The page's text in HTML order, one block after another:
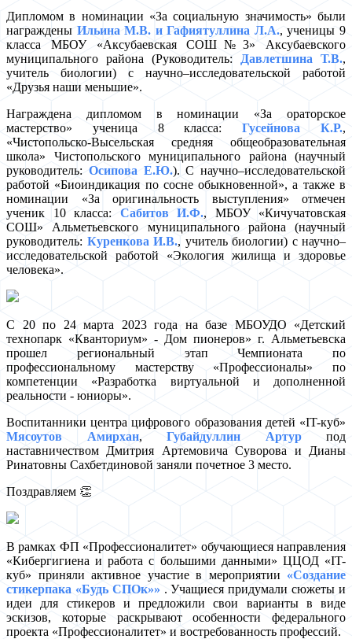
Дипломом в номинации «За социальную значимость» были
награждены Ильина М.В. и Гафиятуллина Л.А., ученицы 9
класса МБОУ «Аксубаевская СОШ№3» Аксубаевского
муниципального района (Руководитель:
Давлетшина Т.В.,
учитель биологии) с научно–исследовательской работой
«Друзья наши меньшие».
Награждена дипломом в номинации «За ораторское
мастерство» ученица 8 класса:Гусейнова К.Р.,
«Чистопольско-Высельская средняя общеобразовательная
школа» Чистопольского муниципального района (научный
руководитель: Осипова Е.Ю.). С научно–исследовательской
работой «Биоиндикация по сосне обыкновенной», а также в
номинации «За оригинальность выступления» отмечен
ученик 10 класса: Сабитов И.Ф., МБОУ «Кичучатовская
СОШ» Альметьевского муниципального района (научный
руководитель: Куренкова И.В., учитель биологии) с научно–
исследовательской работой «Экология жилища и здоровье
человека».
С 20 по 24 марта 2023 года на базе МБОУДО «Детский
технопарк «Кванториум» - Дом пионеров» г. Альметьевска
прошел региональный этап Чемпионата по
профессиональному мастерству «Профессионалы» по
компетенции «Разработка виртуальной и дополненной
реальности - юниоры».
Воспитанники центра цифрового образования детей «IT-куб»
Мясоутов Амирхан, Губайдуллин Артурпод
наставничеством Дмитрия Артемовича Суворова и Дианы
Ринатовны Сахбетдиновой заняли почетное 3 место.
Поздравляем 👏
В рамках ФП «Профессионалитет» обучающиеся направления
«Кибергигиена и работа с большими данными» ЦЦОД «IT-
куб» приняли активное участие в мероприятии «Создание
стикерпака «Будь СПОк»» . Учащиеся придумали сюжеты и
идеи для стикеров и предложили свои варианты в виде
эскизов, которые раскрывают особенности федерального
проекта «Профессионалитет» и востребованность профессий.